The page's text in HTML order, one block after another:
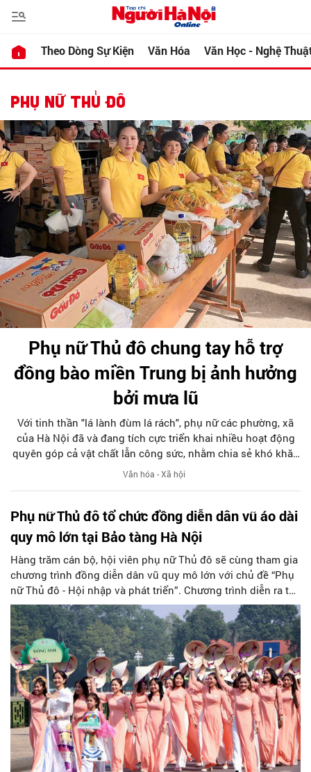
Theo Dòng Sự Kiện Văn Hóa Văn Học - Nghệ
PHỤ NỮ THỦ ĐÔ
Phụ nữ Thủ đô chung tay hỗ trợ
đồng bào miền Trung bị ảnh hưởng
bởi mưa lũ
Với tinh thần "lá lành đùm lá rách", phụ nữ các phường, xã
của Hà Nội đã và đang tích cực triển khai nhiều hoạt động
quyên góp cả vật chất lẫn công sức, nhằm chia sẻ khó khăn
với đồng bào các tỉnh miền Trung, Tây Nguyên bị ảnh hưởng
nặng nề bởi mưa lũ.
Văn hóa - Xã hội
Phụ nữ Thủ đô tổ chức đồng diễn dân vũ áo dài
quy mô lớn tại Bảo tàng Hà Nội
Hàng trăm cán bộ, hội viên phụ nữ Thủ đô sẽ cùng tham gia
chương trình đồng diễn dân vũ quy mô lớn với chủ đề “Phụ
nữ Thủ đô - Hội nhập và phát triển”. Chương trình diễn ra từ
8h đến 10h ngày 9-11-2025 tại Bảo tàng Hà Nội.